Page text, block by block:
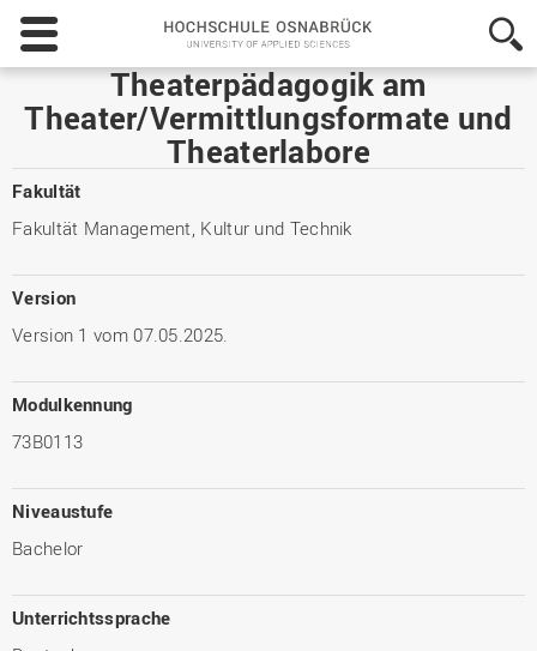
Hochschule
Osnabrück
-
University
of
Sciences
Theaterpädagogik am
Theater/Vermittlungsformate und
Theaterlabore
Fakultät
Fakultät Management, Kultur und Technik
Version
Version 1 vom 07.05.2025.
Modulkennung
73B0113
Niveaustufe
Bachelor
Unterrichtssprache